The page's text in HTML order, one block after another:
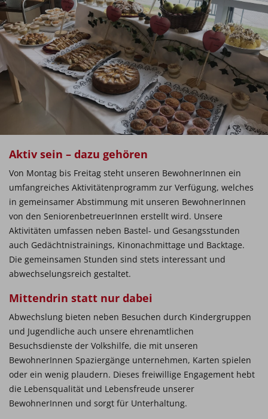
Aktiv sein – dazu gehören
Von Montag bis Freitag steht unseren BewohnerInnen ein
umfangreiches Aktivitätenprogramm zur Verfügung, welches
in gemeinsamer Abstimmung mit unseren BewohnerInnen
von den SeniorenbetreuerInnen erstellt wird. Unsere
Aktivitäten umfassen neben Bastel- und Gesangsstunden
auch Gedächtnistrainings, Kinonachmittage und Backtage.
Die gemeinsamen Stunden sind stets interessant und
abwechselungsreich gestaltet.
Mittendrin statt nur dabei
Abwechslung bieten neben Besuchen durch Kindergruppen
und Jugendliche auch unsere ehrenamtlichen
Besuchsdienste der Volkshilfe, die mit unseren
BewohnerInnen Spaziergänge unternehmen, Karten spielen
oder ein wenig plaudern. Dieses freiwillige Engagement hebt
die Lebensqualität und Lebensfreude unserer
BewohnerInnen und sorgt für Unterhaltung.